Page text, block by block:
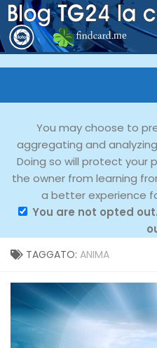
You may choose to
aggregating and
Doing so will protect your
the owner from learning
a better experience
You are not opted
TAGGATO: ANIMA